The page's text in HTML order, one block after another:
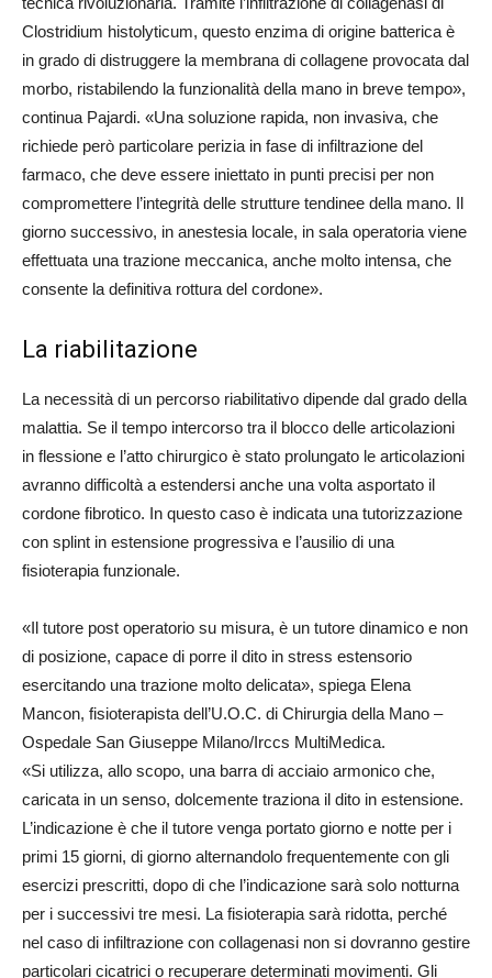
Clostridium histolyticum, questo enzima di origine batterica è
in grado di distruggere la membrana di collagene provocata dal
morbo, ristabilendo la funzionalità della mano in breve tempo»,
continua Pajardi. «Una soluzione rapida, non invasiva, che
richiede però particolare perizia in fase di infiltrazione del
farmaco, che deve essere iniettato in punti precisi per non
compromettere l’integrità delle strutture tendinee della mano. Il
giorno successivo, in anestesia locale, in sala operatoria viene
effettuata una trazione meccanica, anche molto intensa, che
consente la definitiva rottura del cordone».
La riabilitazione
La necessità di un percorso riabilitativo dipende dal grado della
malattia. Se il tempo intercorso tra il blocco delle articolazioni
in flessione e l’atto chirurgico è stato prolungato le articolazioni
avranno difficoltà a estendersi anche una volta asportato il
cordone fibrotico. In questo caso è indicata una tutorizzazione
con splint in estensione progressiva e l’ausilio di una
fisioterapia funzionale.
«Il tutore post operatorio su misura, è un tutore dinamico e non
di posizione, capace di porre il dito in stress estensorio
esercitando una trazione molto delicata», spiega Elena
Mancon, fisioterapista dell’U.O.C. di Chirurgia della Mano –
Ospedale San Giuseppe Milano/Irccs MultiMedica.
«Si utilizza, allo scopo, una barra di acciaio armonico che,
caricata in un senso, dolcemente traziona il dito in estensione.
L’indicazione è che il tutore venga portato giorno e notte per i
primi 15 giorni, di giorno alternandolo frequentemente con gli
esercizi prescritti, dopo di che l’indicazione sarà solo notturna
per i successivi tre mesi. La fisioterapia sarà ridotta, perché
nel caso di infiltrazione con collagenasi non si dovranno gestire
particolari cicatrici o recuperare determinati movimenti. Gli